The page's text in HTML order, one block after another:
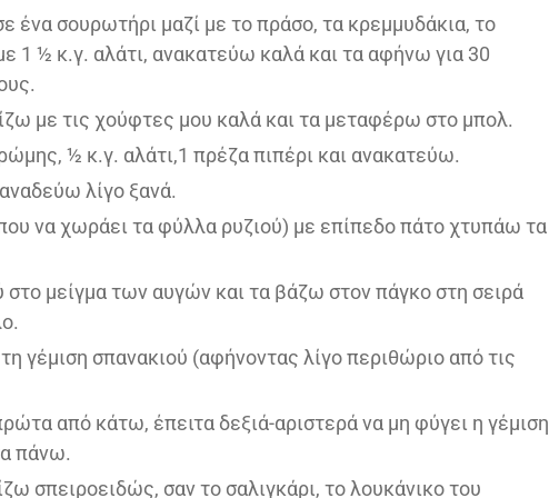
ένα σουρωτήρι μαζί με το πράσο, τα κρεμμυδάκια, το
1 ½ κ.γ. αλάτι, ανακατεύω καλά και τα αφήνω για 30
με τις χούφτες μου καλά και τα μεταφέρω στο μπολ.
½ κ.γ. αλάτι,1 πρέζα πιπέρι και ανακατεύω.
λίγο ξανά.
να χωράει τα φύλλα ρυζιού) με επίπεδο πάτο χτυπάω τα
μείγμα των αυγών και τα βάζω στον πάγκο στη σειρά
γέμιση σπανακιού (αφήνοντας λίγο περιθώριο από τις
από κάτω, έπειτα δεξιά-αριστερά να μη φύγει η γέμιση
πάνω.
σπειροειδώς, σαν το σαλιγκάρι, το λουκάνικο του